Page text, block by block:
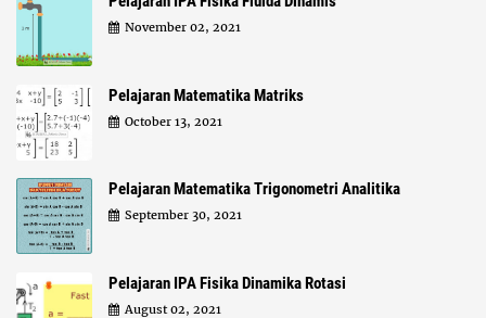
November 02, 2021
Pelajaran Matematika Matriks
October 13, 2021
Pelajaran Matematika Trigonometri Analitika
September 30, 2021
Pelajaran IPA Fisika Dinamika Rotasi
August 02, 2021